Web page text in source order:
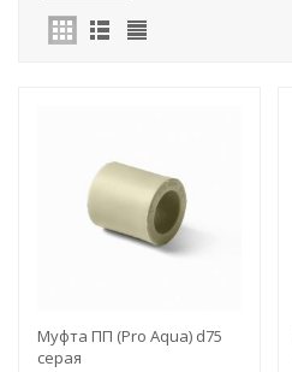
Муфта ПП (Pro Aquа) d75
серая